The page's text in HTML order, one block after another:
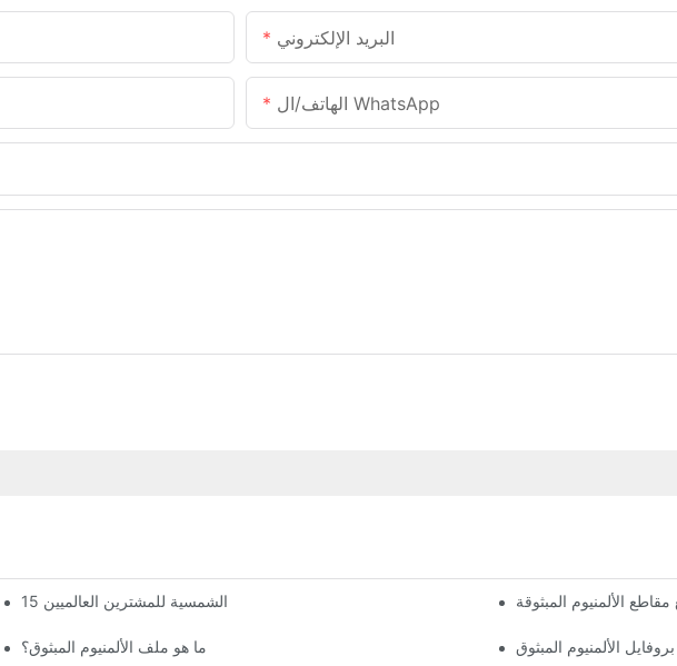
البريد الإلكتروني
الهاتف/ال WhatsApp
15 فكرة رئيسية حول أفضل أنواع الألمنيوم المبثوق للغرف الشمسية للمشترين العالميينمقاطع الألمنيوم المبثوقة
ما هو ملف الألمنيوم المبثوق؟ الألمنيوم المبثوق